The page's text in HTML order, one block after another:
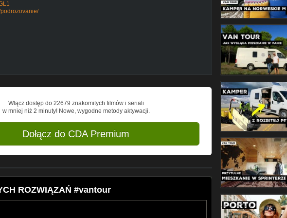
nim Kasię, Arka oraz psa Tadka. Ta
vana, a także zaprezentują wnętrze
rozwiązań! Na pewno znajdziecie
również i o tej pasji.
znajdziecie piękne zdjęcia, które
krótkie, vanlifeowe filmiki z
arekstan/
w vanie! Wielki wóz to opowieść o
i nakazie do wymarszu, który wielu
Włącz dostęp do 22679 znakomitych filmów i seriali
w mniej niż 2 minuty! Nowe, wygodne metody aktywacji.
Dołącz do CDA Premium
ROZWIĄZAŃ #vantour